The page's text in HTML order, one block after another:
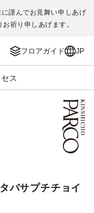
謹んでお見舞い申しあげ
祈り申しあげます。
フロアガイド JP
ス
バサプチチョイ